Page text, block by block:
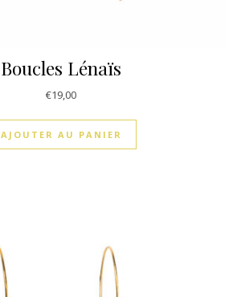
Boucles Lénaïs
€19,00
AJOUTER AU PANIER